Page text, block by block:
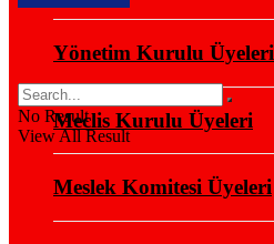
No Result
View All Result
Yönetim Kurulu Üyeleri
Meclis Kurulu Üyeleri
Meslek Komitesi Üyeleri